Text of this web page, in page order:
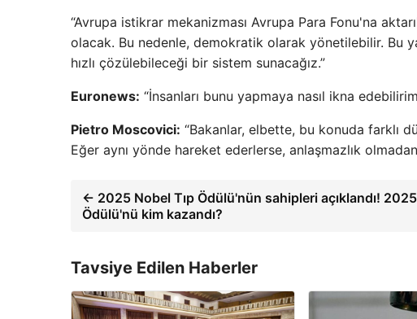
“Avrupa istikrar mekanizması Avrupa Para Fonu'na
olacak. Bu nedenle, demokratik olarak yönetilebilir. Bu
hızlı çözülebileceği bir sistem sunacağız.”
Euronews: “İnsanları bunu yapmaya nasıl ikna
Pietro Moscovici: “Bakanlar, elbette, bu konuda farklı
Eğer aynı yönde hareket ederlerse, anlaşmazlık
← 2025 Nobel Tıp Ödülü'nün sahipleri açıklandı!
Ödülü'nü kim kazandı?
Tavsiye Edilen Haberler